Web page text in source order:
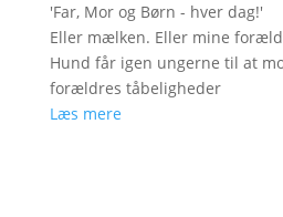
'Far, Mor og Børn - hver dag!'
Eller mælken. Eller mine
Hund får igen ungerne til at
forældres tåbeligheder
Læs mere